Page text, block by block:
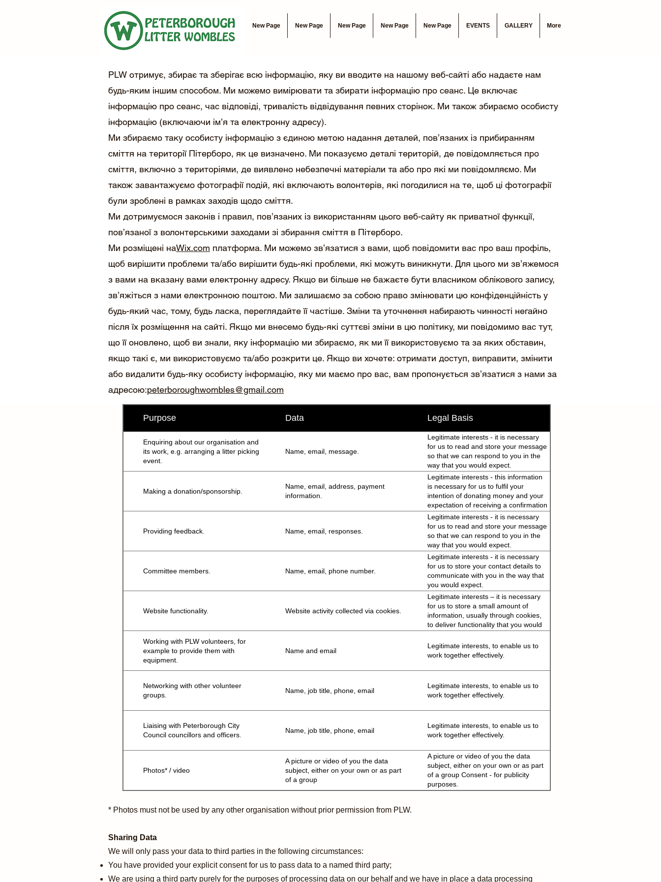
New Page New Page New Page New Page New Page EVENTS GALLERY More
PLW отримує, збирає та зберігає всю інформацію, яку ви вводите на нашому веб-сайті або надаєте нам
будь-яким іншим способом. Ми можемо вимірювати та збирати інформацію про сеанс. Це включає
інформацію про сеанс, час відповіді, тривалість відвідування певних сторінок. Ми також збираємо особисту
інформацію (включаючи ім’я та електронну адресу).
Ми збираємо таку особисту інформацію з єдиною метою надання деталей, пов’язаних із прибиранням
сміття на території Пітерборо, як це визначено. Ми показуємо деталі територій, де повідомляється про
сміття, включно з територіями, де виявлено небезпечні матеріали та або про які ми повідомляємо. Ми
також завантажуємо фотографії подій, які включають волонтерів, які погодилися на те, щоб ці фотографії
були зроблені в рамках заходів щодо сміття.
Ми дотримуємося законів і правил, пов’язаних із використанням цього веб-сайту як приватної функції,
пов’язаної з волонтерськими заходами зі збирання сміття в Пітерборо.
Ми розміщені наWix.com платформа. Ми можемо зв’язатися з вами, щоб повідомити вас про ваш профіль,
щоб вирішити проблеми та/або вирішити будь-які проблеми, які можуть виникнути. Для цього ми зв’яжемося
з вами на вказану вами електронну адресу. Якщо ви більше не бажаєте бути власником облікового запису,
зв’яжіться з нами електронною поштою. Ми залишаємо за собою право змінювати цю конфіденційність у
будь-який час, тому, будь ласка, переглядайте її частіше. Зміни та уточнення набирають чинності негайно
після їх розміщення на сайті. Якщо ми внесемо будь-які суттєві зміни в цю політику, ми повідомимо вас тут,
що її оновлено, щоб ви знали, яку інформацію ми збираємо, як ми її використовуємо та за яких обставин,
якщо такі є, ми використовуємо та/або розкрити це. Якщо ви хочете: отримати доступ, виправити, змінити
або видалити будь-яку особисту інформацію, яку ми маємо про вас, вам пропонується зв’язатися з нами за
адресою:peterboroughwombles@gmail.com
Purpose Data Legal Basis
Enquiring about our organisation and
its work, e.g. arranging a litter picking
event.
Name, email, message.
Legitimate interests - it is necessary
for us to read and store your message
so that we can respond to you in the
way that you would expect.
Making a donation/sponsorship.
Name, email, address, payment
information.
Legitimate interests - this information
is necessary for us to fulfil your
intention of donating money and your
expectation of receiving a confirmation
message.
Providing feedback. Name, email, responses.
Legitimate interests - it is necessary
for us to read and store your message
so that we can respond to you in the
way that you would expect.
Committee members. Name, email, phone number.
Legitimate interests - it is necessary
for us to store your contact details to
communicate with you in the way that
you would expect.
Website functionality. Website activity collected via cookies.
Legitimate interests – it is necessary
for us to store a small amount of
information, usually through cookies,
to deliver functionality that you would
Working with PLW volunteers, for
example to provide them with
equipment.
Name and email
Legitimate interests, to enable us to
work together effectively.
Networking with other volunteer
groups.
Name, job title, phone, email
Legitimate interests, to enable us to
work together effectively.
Liaising with Peterborough City
Council councillors and officers.
Name, job title, phone, email
Legitimate interests, to enable us to
work together effectively.
Photos* / video
A picture or video of you the data
subject, either on your own or as part
of a group
A picture or video of you the data
subject, either on your own or as part
of a group Consent - for publicity
purposes.
* Photos must not be used by any other organisation without prior permission from PLW.
Sharing Data
We will only pass your data to third parties in the following circumstances:
You have provided your explicit consent for us to pass data to a named third party;
We are using a third party purely for the purposes of processing data on our behalf and we have in place a data processing